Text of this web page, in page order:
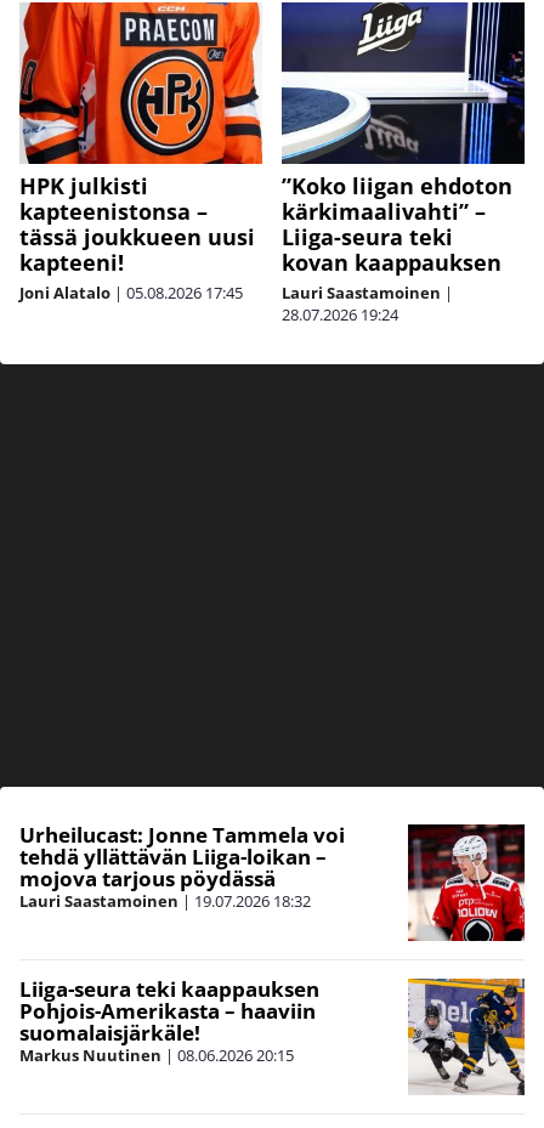
HPK julkisti
kapteenistonsa –
tässä joukkueen uusi
kapteeni!
Joni Alatalo | 05.08.2026 17:45
”Koko liigan ehdoton
kärkimaalivahti” –
Liiga-seura teki
kovan kaappauksen
Lauri Saastamoinen |
28.07.2026 19:24
Urheilucast: Jonne Tammela voi
tehdä yllättävän Liiga-loikan –
mojova tarjous pöydässä
Lauri Saastamoinen | 19.07.2026 18:32
Liiga-seura teki kaappauksen
Pohjois-Amerikasta – haaviin
suomalaisjärkäle!
Markus Nuutinen | 08.06.202620:15